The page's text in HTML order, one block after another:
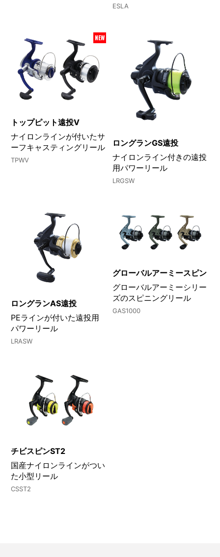
ESLA
NEW
トップピット遠投V
ナイロンラインが付いたサ
ーフキャスティングリール
TPWV
ロングランGS遠投
ナイロンライン付きの遠投
用パワーリール
LRGSW
ロングランAS遠投
PEラインが付いた遠投用
パワーリール
LRASW
グローバルアーミースピン
グローバルアーミーシリー
ズのスピニングリール
GAS1000
チビスピンST2
国産ナイロンラインがつい
た小型リール
CSST2